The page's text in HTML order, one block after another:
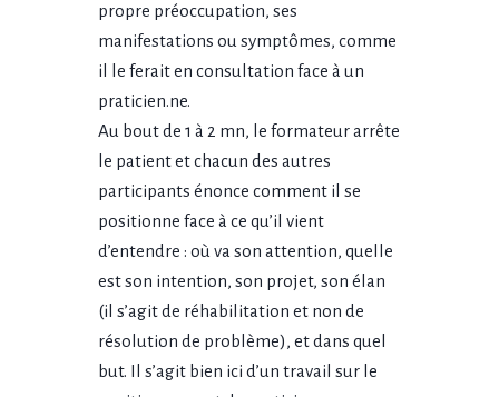
propre préoccupation, ses
manifestations ou symptômes, comme
il le ferait en consultation face à un
praticien.ne.
Au bout de 1 à 2 mn, le formateur arrête
le patient et chacun des autres
participants énonce comment il se
positionne face à ce qu’il vient
d’entendre : où va son attention, quelle
est son intention, son projet, son élan
(il s’agit de réhabilitation et non de
résolution de problème), et dans quel
but. Il s’agit bien ici d’un travail sur le